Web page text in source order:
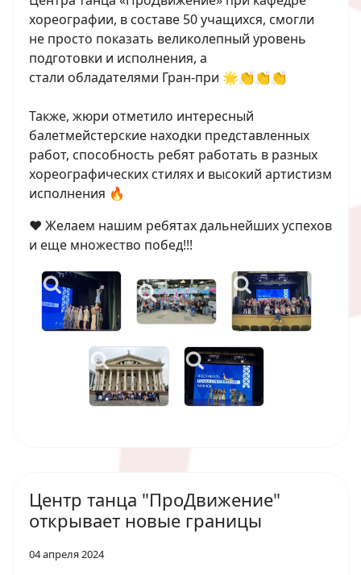
хореографии, в составе 50 учащихся, смогли
не просто показать великолепный уровень
подготовки и исполнения, а
стали обладателями Гран-при 🌟👏👏👏
Также, жюри отметило интересный
балетмейстерские находки представленных
работ, способность ребят работать в разных
хореографических стилях и высокий артистизм
исполнения 🔥
❤ Желаем нашим ребятах дальнейших успехов
и еще множество побед!!!
Центр танца "ПроДвижение"
открывает новые границы
04 апреля 2024